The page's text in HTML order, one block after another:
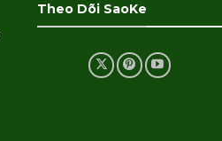
Theo Dõi SaoKe